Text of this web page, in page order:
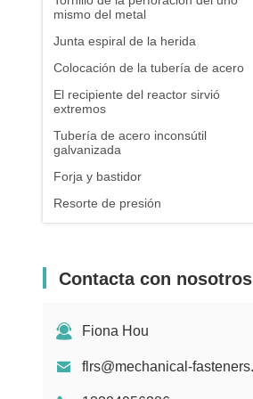
mismo del metal
Junta espiral de la herida
Colocación de la tubería de acero
El recipiente del reactor sirvió
extremos
Tubería de acero inconsútil
galvanizada
Forja y bastidor
Resorte de presión
Contacta con nosotros
Fiona Hou